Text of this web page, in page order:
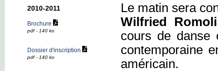
Le matin sera
Wilfried Romoli
cours de danse
contemporaine
américain.
2010-2011
Brochure
pdf - 140 ko
Dossier d'inscription
pdf - 140 ko